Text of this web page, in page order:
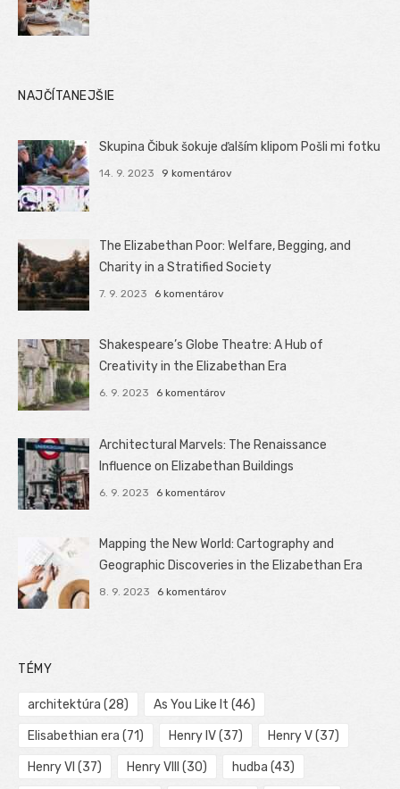
NAJČÍTANEJŠIE
Skupina Čibuk šokuje ďalším klipom Pošli mi fotku
14. 9. 2023 9 komentárov
The Elizabethan Poor: Welfare, Begging, and
Charity in a Stratified Society
7. 9. 2023 6 komentárov
Shakespeare’s Globe Theatre: A Hub of
Creativity in the Elizabethan Era
6. 9. 2023 6 komentárov
Architectural Marvels: The Renaissance
Influence on Elizabethan Buildings
6. 9. 2023 6 komentárov
Mapping the New World: Cartography and
Geographic Discoveries in the Elizabethan Era
8. 9. 2023 6 komentárov
TÉMY
architektúra (28) As You Like It (46)
Elisabethian era (71) Henry IV(37) Henry V(37)
Henry VI (37) Henry VIII (30) hudba (43)